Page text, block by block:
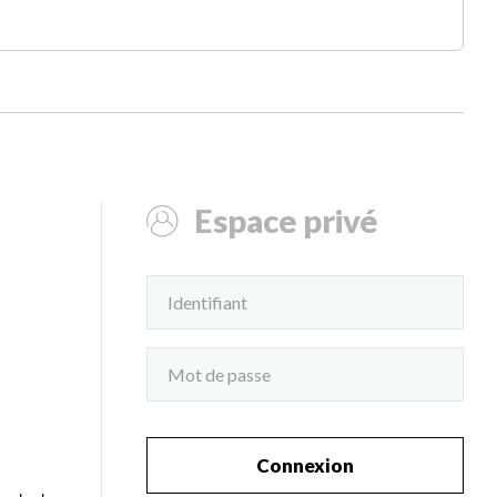
Espace privé
Connexion